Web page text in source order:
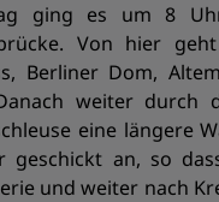
ging es um 8
Von hier
Berliner Dom,
weiter
eine längere
geschickt an, so
und weiter nach